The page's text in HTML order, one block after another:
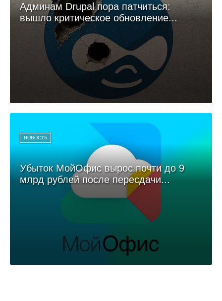
Админам Drupal пора патчиться:
вышло критическое обновление...
НОВОСТЬ
Убыток МойОфис вырос почти до 9
млрд рублей после пересдачи...